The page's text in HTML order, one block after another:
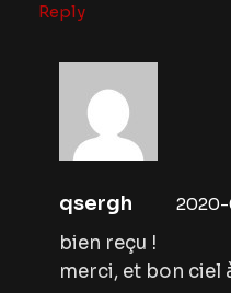
Reply
qsergh
bien reçu !
merci, et bon ciel